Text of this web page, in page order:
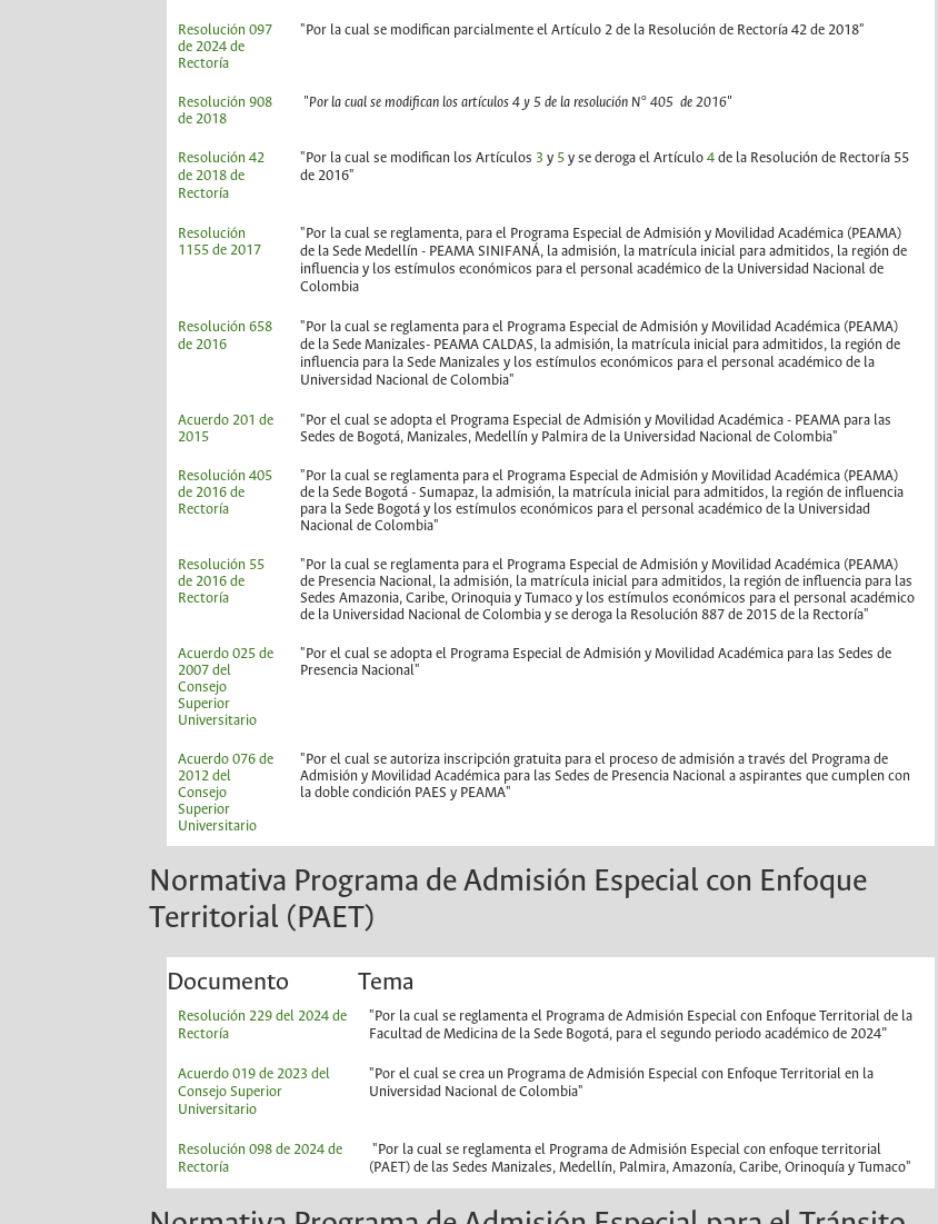
Resolución 097
de 2024 de
Rectoría
"Por la cual se modifican parcialmente el Artículo 2 de la Resolución de Rectoría 42 de 2018"
Resolución 908
de 2018
"Por la cual se modifican los artículos 4 y 5 de la resolución N° 405 de 2016"
Resolución 42
de 2018 de
Rectoría
"Por la cual se modifican los Artículos 3 y 5 y se deroga el Artículo 4 de la Resolución de Rectoría 55
de 2016"
Resolución
1155 de 2017
"Por la cual se reglamenta, para el Programa Especial de Admisión y Movilidad Académica (PEAMA)
de la Sede Medellín - PEAMA SINIFANÁ, la admisión, la matrícula inicial para admitidos, la región de
influencia y los estímulos económicos para el personal académico de la Universidad Nacional de
Colombia
Resolución 658
de 2016
"Por la cual se reglamenta para el Programa Especial de Admisión y Movilidad Académica (PEAMA)
de la Sede Manizales- PEAMA CALDAS, la admisión, la matrícula inicial para admitidos, la región de
influencia para la Sede Manizales y los estímulos económicos para el personal académico de la
Universidad Nacional de Colombia"
Acuerdo 201 de
2015
"Por el cual se adopta el Programa Especial de Admisión y Movilidad Académica - PEAMA para las
Sedes de Bogotá, Manizales, Medellín y Palmira de la Universidad Nacional de Colombia"
Resolución 405
de 2016 de
Rectoría
"Por la cual se reglamenta para el Programa Especial de Admisión y Movilidad Académica (PEAMA)
de la Sede Bogotá - Sumapaz, la admisión, la matrícula inicial para admitidos, la región de influencia
para la Sede Bogotá y los estímulos económicos para el personal académico de la Universidad
Nacional de Colombia"
Resolución 55
de 2016 de
Rectoría
"Por la cual se reglamenta para el Programa Especial de Admisión y Movilidad Académica (PEAMA)
de Presencia Nacional, la admisión, la matrícula inicial para admitidos, la región de influencia para las
Sedes Amazonia, Caribe, Orinoquia y Tumaco y los estímulos económicos para el personal académico
de la Universidad Nacional de Colombia y se deroga la Resolución 887 de 2015 de la Rectoría"
Acuerdo 025 de
2007 del
Consejo
Superior
Universitario
"Por el cual se adopta el Programa Especial de Admisión y Movilidad Académica para las Sedes de
Presencia Nacional"
Acuerdo 076 de
2012 del
Consejo
Superior
Universitario
"Por el cual se autoriza inscripción gratuita para el proceso de admisión a través del Programa de
Admisión y Movilidad Académica para las Sedes de Presencia Nacional a aspirantes que cumplen con
la doble condición PAES y PEAMA"
Normativa Programa de Admisión Especial con Enfoque
Territorial (PAET)
Documento Tema
Resolución 229 del 2024 de
Rectoría
"Por la cual se reglamenta el Programa de Admisión Especial con Enfoque Territorial de la
Facultad de Medicina de la Sede Bogotá, para el segundo periodo académico de 2024”
Acuerdo 019 de 2023 del
Consejo Superior
Universitario
"Por el cual se crea un Programa de Admisión Especial con Enfoque Territorial en la
Universidad Nacional de Colombia"
Resolución 098 de 2024 de
Rectoría
"Por la cual se reglamenta el Programa de Admisión Especial con enfoque territorial
(PAET) de las Sedes Manizales, Medellín, Palmira, Amazonía, Caribe, Orinoquía y Tumaco"